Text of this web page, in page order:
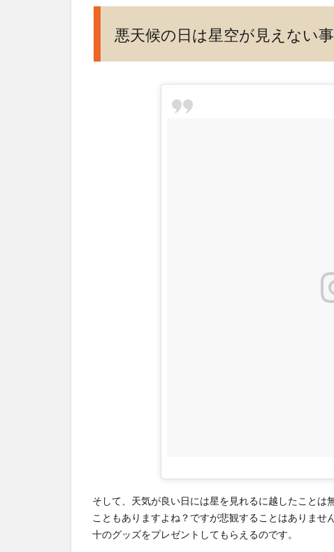
悪天候の日は星空が見えない
そして、天気が良い日には星を見れるに越したこと
こともありますよね？ですが悲観することはありま
十のグッズをプレゼントしてもらえるのです。